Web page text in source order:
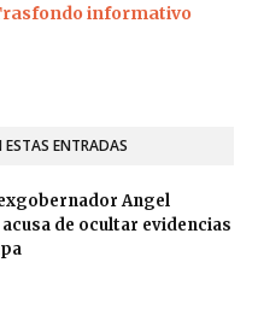
informativo
ESTAS ENTRADAS
Angel
de ocultar evidencias